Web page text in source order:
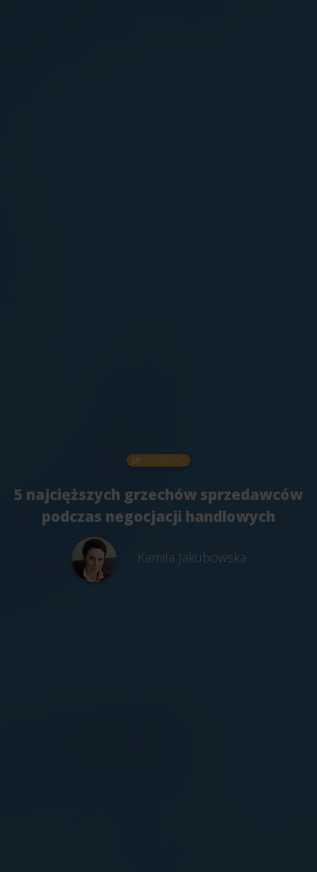
SPRZEDAŻ
5 najcięższych grzechów sprzedawców
podczas negocjacji handlowych
Kamila Jakubowska